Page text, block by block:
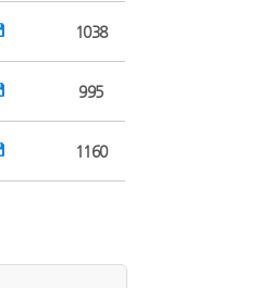
1038
995
1160